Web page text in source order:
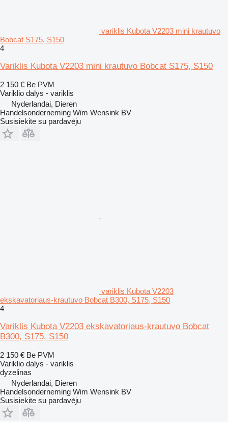
variklis Kubota V2203 mini krautuvo
Bobcat S175, S150
4
Variklis Kubota V2203 mini krautuvo Bobcat S175, S150
2 150 € Be PVM
Variklio dalys - variklis
Nyderlandai, Dieren
Handelsonderneming Wim Wensink BV
Susisiekite su pardavėju
variklis Kubota V2203
ekskavatoriaus-krautuvo Bobcat B300, S175, S150
4
Variklis Kubota V2203 ekskavatoriaus-krautuvo Bobcat
B300, S175, S150
2 150 € Be PVM
Variklio dalys - variklis
dyzelinas
Nyderlandai, Dieren
Handelsonderneming Wim Wensink BV
Susisiekite su pardavėju